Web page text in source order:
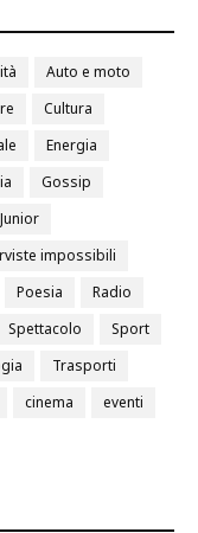
Auto e moto
Cultura
Energia
Gossip
Junior
impossibili
Poesia
Radio
Spettacolo
Sport
Trasporti
cinema
eventi